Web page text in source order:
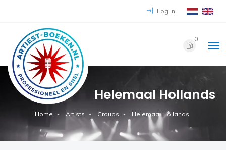
Log in |
0
Helemaal Hollands
Home Artists Groups Helemaal Hollands